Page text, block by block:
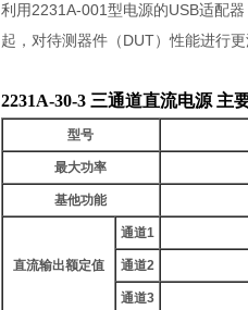
利用2231A-001型电源的USB适配
起，对待测器件（DUT）性能进行
2231A-30-3 三通道直流电源​ 主
型号
最大功率
基他功能
直流输出额定值
通道1
通道2
通道3